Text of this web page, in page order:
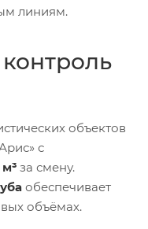
линиям.
объектов
с
за смену.
обеспечивает
объёмах.